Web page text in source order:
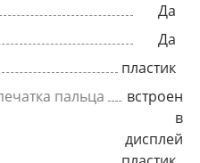
Да
Да
пластик
пальца
встроен
в
дисплей